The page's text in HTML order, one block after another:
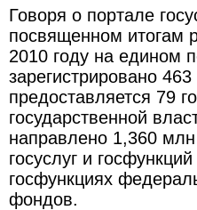
Говоря о портале
посвященном итогам
2010 году на едином
зарегистрировано
предоставляется 79
государственной
направлено 1,360
госуслуг и
госфункциях
фондов.